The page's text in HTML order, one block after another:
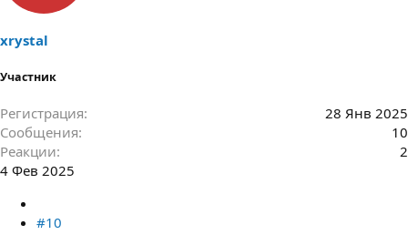
xrystal
Участник
Регистрация
28 Янв 2025
Сообщения
10
Реакции
2
4 Фев 2025
#10